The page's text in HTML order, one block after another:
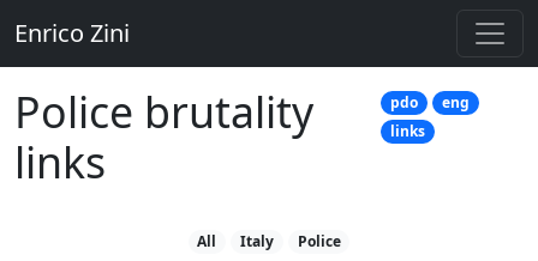
Enrico Zini
Police brutality
links
pdo
eng
links
All Italy Police